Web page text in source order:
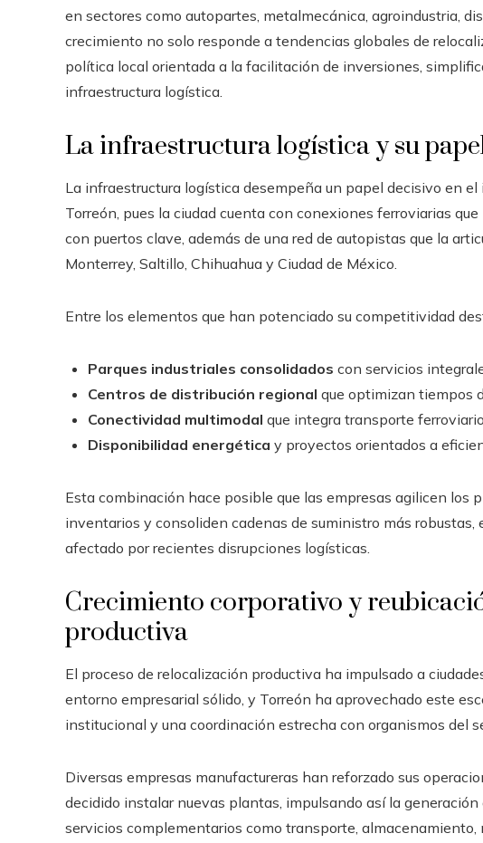
en sectores como autopartes, metalmecánica, agroindustria,
crecimiento no solo responde a tendencias globales de
política local orientada a la facilitación de inversiones,
infraestructura logística.
La infraestructura logística y su
La infraestructura logística desempeña un papel decisivo en
Torreón, pues la ciudad cuenta con conexiones ferroviarias
con puertos clave, además de una red de autopistas que la
Monterrey, Saltillo, Chihuahua y Ciudad de México.
Entre los elementos que han potenciado su competitividad
Parques industriales consolidados con servicios
Centros de distribución regional que optimizan tiempos
Conectividad multimodal que integra transporte
Disponibilidad energética y proyectos orientados a
Esta combinación hace posible que las empresas agilicen los
inventarios y consoliden cadenas de suministro más
afectado por recientes disrupciones logísticas.
Crecimiento corporativo y
productiva
El proceso de relocalización productiva ha impulsado a
entorno empresarial sólido, y Torreón ha aprovechado este
institucional y una coordinación estrecha con organismos del
Diversas empresas manufactureras han reforzado sus
decidido instalar nuevas plantas, impulsando así la
servicios complementarios como transporte,